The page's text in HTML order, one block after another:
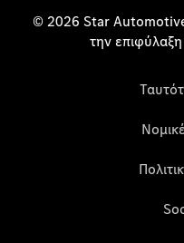
© 2026 Star
την